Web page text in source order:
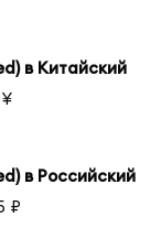
в Китайский
¥
в Российский
₽